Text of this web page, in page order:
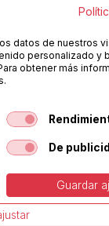
fundas
y otros
datos de nuestros
personalizado y
obtener más
De
Guardar